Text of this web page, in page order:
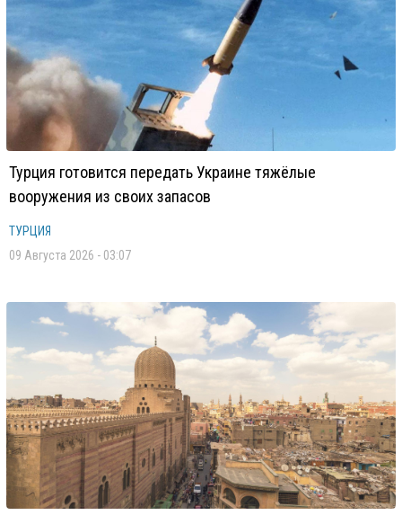
Турция готовится передать Украине тяжёлые
вооружения из своих запасов
ТУРЦИЯ
09 Августа 2026 - 03:07